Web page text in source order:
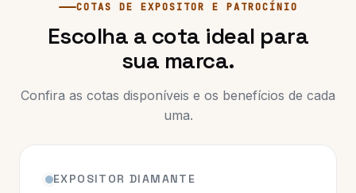
COTAS DE EXPOSITOR E PATROCÍNIO
Escolha a cota ideal para
sua marca.
Confira as cotas disponíveis e os benefícios de cada
uma.
EXPOSITOR DIAMANTE